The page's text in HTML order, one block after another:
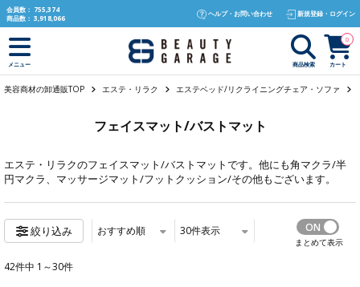
text.skipToContent
text.skipToNavigation
会員数： 755,374
商品数： 3,918,066
ヘルプ・お問い合わせ 新規登録・ログイン
メニュー 商品検索 カート
0
美容商材の卸通販TOP エステ・リラク エステベッド/リクライニングチェア・ソファ
フェイスマット/バストマット
エステ・リラクのフェイスマット/バストマットです。他にも角マクラ/半
円マクラ、 マッサージマット/フットクッション/その他もございます。
絞り込み おすすめ順 30件表示
まとめて表示
42件中 1～30件